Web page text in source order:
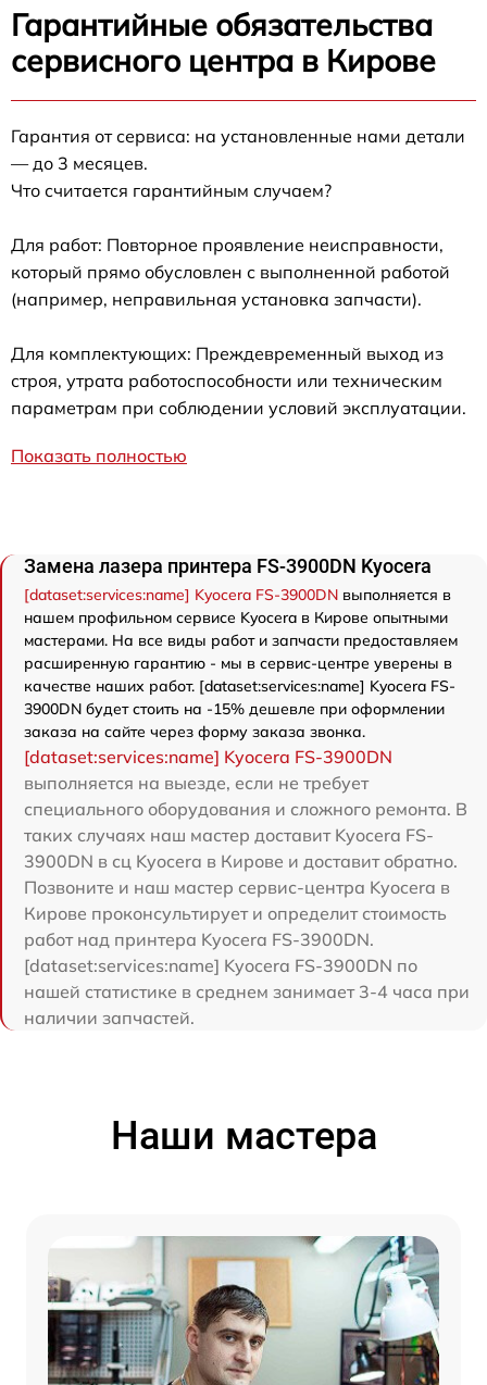
Гарантийные обязательства
сервисного центра в Кирове
Гарантия от сервиса: на установленные нами детали
— до 3 месяцев.
Что считается гарантийным случаем?
Для работ: Повторное проявление неисправности,
который прямо обусловлен с выполненной работой
(например, неправильная установка запчасти).
Для комплектующих: Преждевременный выход из
строя, утрата работоспособности или техническим
параметрам при соблюдении условий эксплуатации.
Показать полностью
Замена лазера принтера FS-3900DN Kyocera
[dataset:services:name] Kyocera FS-3900DN выполняется в
нашем профильном сервисе Kyocera в Кирове опытными
мастерами. На все виды работ и запчасти предоставляем
расширенную гарантию - мы в сервис-центре уверены в
качестве наших работ. [dataset:services:name] Kyocera FS-
3900DN будет стоить на -15% дешевле при оформлении
заказа на сайте через форму заказа звонка.
[dataset:services:name] Kyocera FS-3900DN
выполняется на выезде, если не требует
специального оборудования и сложного ремонта. В
таких случаях наш мастер доставит Kyocera FS-
3900DN в сц Kyocera в Кирове и доставит обратно.
Позвоните и наш мастер сервис-центра Kyocera в
Кирове проконсультирует и определит стоимость
работ над принтера Kyocera FS-3900DN.
[dataset:services:name] Kyocera FS-3900DN по
нашей статистике в среднем занимает 3-4 часа при
наличии запчастей.
Наши мастера